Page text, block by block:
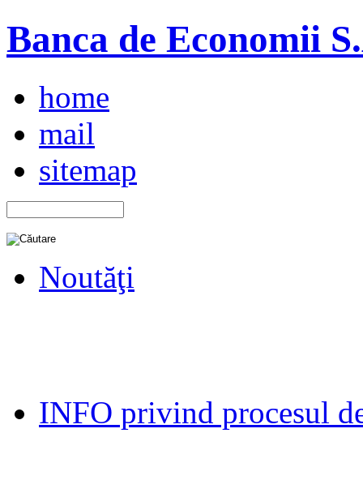
Banca de Economii
home
mail
sitemap
Noutăţi
INFO privind procesul